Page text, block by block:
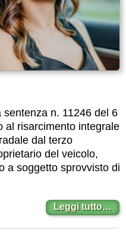
n. 11246 del 6
al risarcimento integrale
dal terzo
del veicolo,
a soggetto sprovvisto di
Leggi tutto…